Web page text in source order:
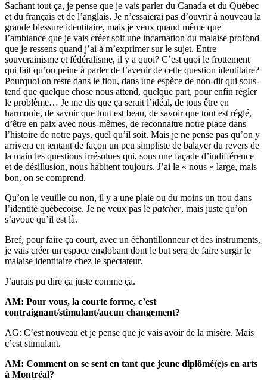
Sachant tout ça, je pense que je vais parler du Canada et du Québec
et du français et de l’anglais. Je n’essaierai pas d’ouvrir à nouveau la
grande blessure identitaire, mais je veux quand même que
l’ambiance que je vais créer soit une incarnation du malaise profond
que je ressens quand j’ai à m’exprimer sur le sujet. Entre
souverainisme et fédéralisme, il y a quoi? C’est quoi le frottement
qui fait qu’on peine à parler de l’avenir de cette question identitaire?
Pourquoi on reste dans le flou, dans une espèce de non-dit qui sous-
tend que quelque chose nous attend, quelque part, pour enfin régler
le problème… Je me dis que ça serait l’idéal, de tous être en
harmonie, de savoir que tout est beau, de savoir que tout est réglé,
d’être en paix avec nous-mêmes, de reconnaitre notre place dans
l’histoire de notre pays, quel qu’il soit. Mais je ne pense pas qu’on y
arrivera en tentant de façon un peu simpliste de balayer du revers de
la main les questions irrésolues qui, sous une façade d’indifférence
et de désillusion, nous habitent toujours. J’ai le « nous » large, mais
bon, on se comprend.
Qu’on le veuille ou non, il y a une plaie ou du moins un trou dans
l’identité québécoise. Je ne veux pas le patcher, mais juste qu’on
s’avoue qu’il est là.
Bref, pour faire ça court, avec un échantillonneur et des instruments,
je vais créer un espace englobant dont le but sera de faire surgir le
malaise identitaire chez le spectateur.
J’aurais pu dire ça juste comme ça.
AM: Pour vous, la courte forme, c’est
contraignant/stimulant/aucun changement?
AG: C’est nouveau et je pense que je vais avoir de la misère. Mais
c’est stimulant.
AM: Comment on se sent en tant que jeune diplômé(e)s en arts
à Montréal?